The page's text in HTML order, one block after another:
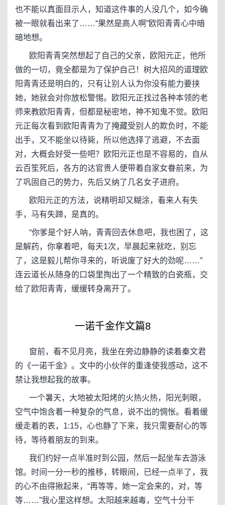
也不能以真面目示人，知道这件事的人没几个，如今确
被一眼就看出来了……“果然是高人啊”欧阳青青心中暗
暗地想。
欧阳青青突然想起了自己的父亲，欧阳元正，他所
做的一切，竟全都是为了保护自己！树大招风的道理欧
阳青青还是明白的，只有让别人认为你没有能力要挟
她，她就会对你放松警惕。欧阳元正找过各种本领的老
师来教欧阳青青，但都是秘密地，神不知鬼不觉。欧阳
元正每次看到欧阳青青为了掩藏受别人的欺负时，不能
出手，又不能坐以待毙，所以他选择了逃避，不去面
对，大概会好受一些吧？欧阳元正也是不容易的，自从
云百笙死后，各方的达官贵人便带着自家女眷前来，为
了巩固自己的势力，先后又纳了几名女子进府。
欧阳元正的方法，说精明却又糊涂，看来人有失
手，马有失蹄，是真的。
“你爹是个好人呐，青青回去休息吧，我也困了，这
是解药，你拿着吧，每天1次，早晨起来就吃，别忘
了，这是毅儿帮你寻来的，听说废了好大的劲呢……”
连云道长从随身的口袋里掏出了一个精致的白瓷瓶，交
给了欧阳青青，缓缓转身离开了。
一诺千金作文篇8
窗前，看不见月亮，我坐在旁边静静的读着秦文君
的《一诺千金》。文中的小伙伴的重逢使我感动，这不
禁让我想起我的故事。
一个暑天，大地被太阳烤的火热火热，阳光刺眼，
空气中饱含着一种复杂的气息，说不出的惆怅。看着缓
缓走着的表，1:15，心也静了下来，我只需要耐心的等
待，等待着朋友的到来。
我们约好一点半准时到公园，然后一起坐车去游泳
馆。时间一分一秒的推移，转眼间，已经一点半了，我
的心不由得揪起来，“再等等，她一定会来的，对，等
等……”我心里这样想。太阳越来越毒，空气十分干